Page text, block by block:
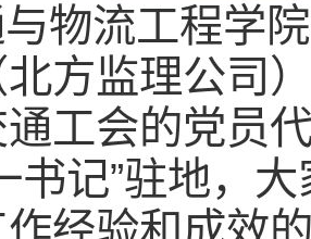
物流工程学
方监理公司
工会的党员
书记”驻地，